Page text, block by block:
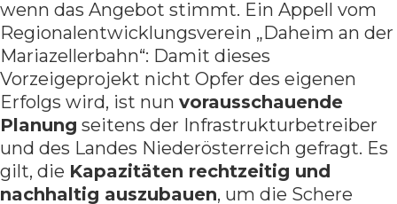
wenn das Angebot stimmt. Ein Appell vom
Regionalentwicklungsverein „Daheim an der
Mariazellerbahn“: Damit dieses
Vorzeigeprojekt nicht Opfer des eigenen
Erfolgs wird, ist nun vorausschauende
Planung seitens der Infrastrukturbetreiber
und des Landes Niederösterreich gefragt. Es
gilt, die Kapazitäten rechtzeitig und
nachhaltig auszubauen, um die Schere